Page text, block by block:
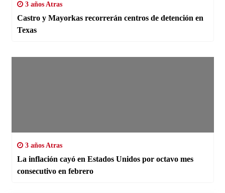
3 años Atras
Castro y Mayorkas recorrerán centros de detención en
Texas
3 años Atras
La inflación cayó en Estados Unidos por octavo mes
consecutivo en febrero